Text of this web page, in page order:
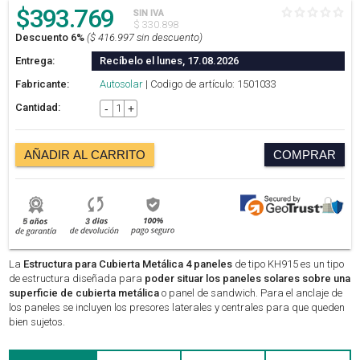
$393.769 SIN IVA
$ 330.898
Descuento 6% ($ 416.997 sin descuento)
Entrega:
Recíbelo el lunes, 17.08.2026
Fabricante:
Autosolar | Codigo de artículo: 1501033
Cantidad:
- +
AÑADIR AL CARRITO COMPRAR
La Estructura para Cubierta Metálica 4 paneles de tipo KH915 es un tipo
de estructura diseñada para poder situar los paneles solares sobre una
superficie de cubierta metálica o panel de sandwich. Para el anclaje de
los paneles se incluyen los presores laterales y centrales para que queden
bien sujetos.